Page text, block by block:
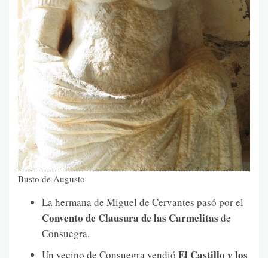
Busto de Augusto
La hermana de Miguel de Cervantes pasó por el
Convento de Clausura de las Carmelitas de
Consuegra.
Un vecino de Consuegra vendió El Castillo y los